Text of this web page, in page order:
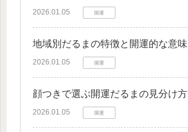
2026.01.05 開運
地域別だるまの特徴と開運的な意味
2026.01.05 開運
顔つきで選ぶ開運だるまの見分け方
2026.01.05 開運